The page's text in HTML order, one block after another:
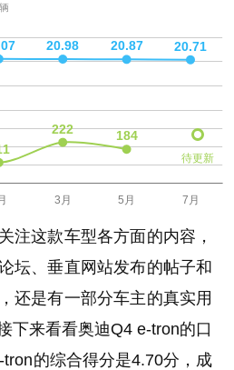
待更新
注这款车型各方面的内容，
坛、垂直网站发布的帖子和
还是有一部分车主的真实用
下来看看奥迪Q4 e-tron的口
的综合得分是4.70分，成